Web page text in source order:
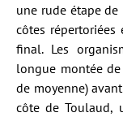
une rude étape de
côtes
final. Les
longue montée
de moyenne)
côte de Toulaud,